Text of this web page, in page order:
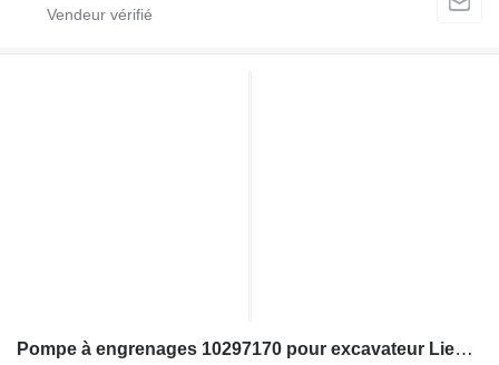
Pompe à engrenages 10297170 pour excavateur Liebherr R994